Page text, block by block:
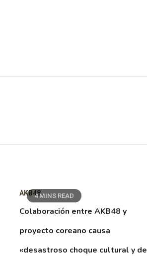
4 MINS READ
AKB48
Colaboración entre AKB48 y
proyecto coreano causa
«desastroso choque cultural y de